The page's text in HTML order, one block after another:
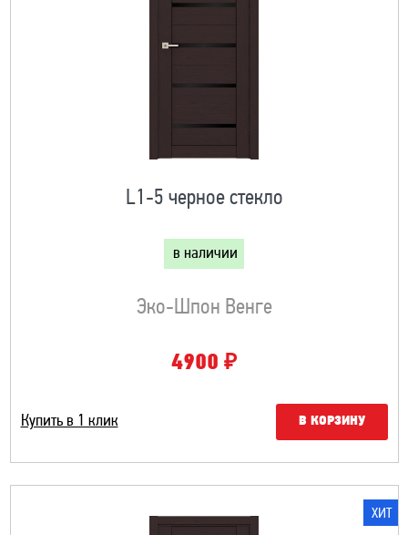
L1-5 черное стекло
в наличии
Эко-Шпон Венге
4900 ₽
Купить в 1 клик В КОРЗИНУ
ХИТ